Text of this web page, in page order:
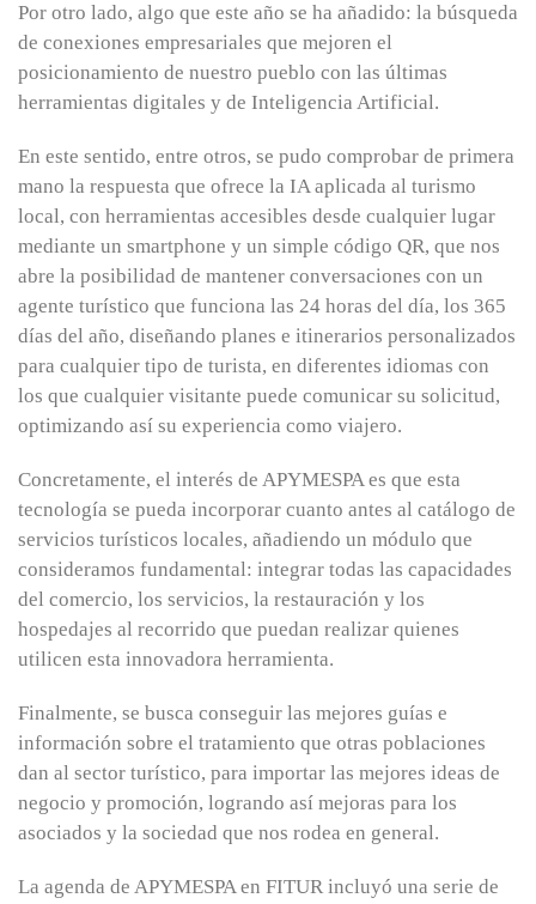
Por otro lado, algo que este año se ha añadido: la búsqueda
de conexiones empresariales que mejoren el
posicionamiento de nuestro pueblo con las últimas
herramientas digitales y de Inteligencia Artificial.
En este sentido, entre otros, se pudo comprobar de primera
mano la respuesta que ofrece la IA aplicada al turismo
local, con herramientas accesibles desde cualquier lugar
mediante un smartphone y un simple código QR, que nos
abre la posibilidad de mantener conversaciones con un
agente turístico que funciona las 24 horas del día, los 365
días del año, diseñando planes e itinerarios personalizados
para cualquier tipo de turista, en diferentes idiomas con
los que cualquier visitante puede comunicar su solicitud,
optimizando así su experiencia como viajero.
Concretamente, el interés de APYMESPA es que esta
tecnología se pueda incorporar cuanto antes al catálogo de
servicios turísticos locales, añadiendo un módulo que
consideramos fundamental: integrar todas las capacidades
del comercio, los servicios, la restauración y los
hospedajes al recorrido que puedan realizar quienes
utilicen esta innovadora herramienta.
Finalmente, se busca conseguir las mejores guías e
información sobre el tratamiento que otras poblaciones
dan al sector turístico, para importar las mejores ideas de
negocio y promoción, logrando así mejoras para los
asociados y la sociedad que nos rodea en general.
La agenda de APYMESPA en FITUR incluyó una serie de